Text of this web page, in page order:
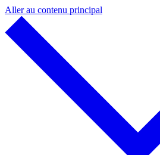
Aller au contenu principal